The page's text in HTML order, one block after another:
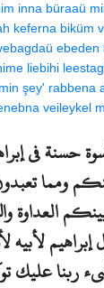
inna büraaü
keferna biküm
liebihi
şey' rabbena
veileykel
في
ومما
العداوة
إبراهيم
ربنا عليك